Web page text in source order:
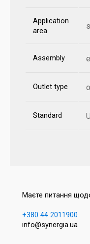
Application
area
Assembly
Outlet type
Standard
Маєте питання
+380 44 2011900
info@synergia.ua